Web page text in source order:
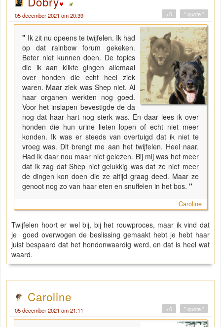
05 december 2021 om 20:39 " quote "
+0
" Ik zit nu opeens te twijfelen. Ik had
op dat rainbow forum gekeken.
Beter niet kunnen doen. De topics
die ik aan klikte gingen allemaal
over honden die echt heel ziek
waren. Maar ziek was Shep niet. Al
haar organen werkten nog goed.
Voor het inslapen bevestigde de da
nog dat haar hart nog sterk was. En daar lees ik over
honden die hun urine lieten lopen of echt niet meer
konden. Ik was er steeds van overtuigd dat ik niet te
vroeg was. Dit brengt me aan het twijfelen. Heel naar.
Had ik daar nou maar niet gelezen. Bij mij was het meer
dat ik zag dat Shep niet gelukkig was dat ze niet meer
de dingen kon doen die ze altijd graag deed. Maar ze
genoot nog zo van haar eten en snuffelen in het bos. "
Caroline
Twijfelen hoort er wel bij, bij het rouwproces, maar ik vind dat
je goed overwogen de beslissing gemaakt hebt je hebt haar
juist bespaard dat het hondonwaardig werd, en dat is heel wat
waard.
Caroline
05 december 2021 om 21:11 " quote "
+0